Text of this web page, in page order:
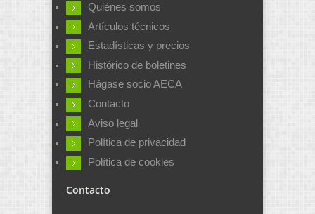
Quiénes somos
Artículos técnicos
Estadísticas y precios
Histórico de boletines
Hágase socio AECA
Contacto
Aviso legal
Política de privacidad
Política de cookies
Contacto